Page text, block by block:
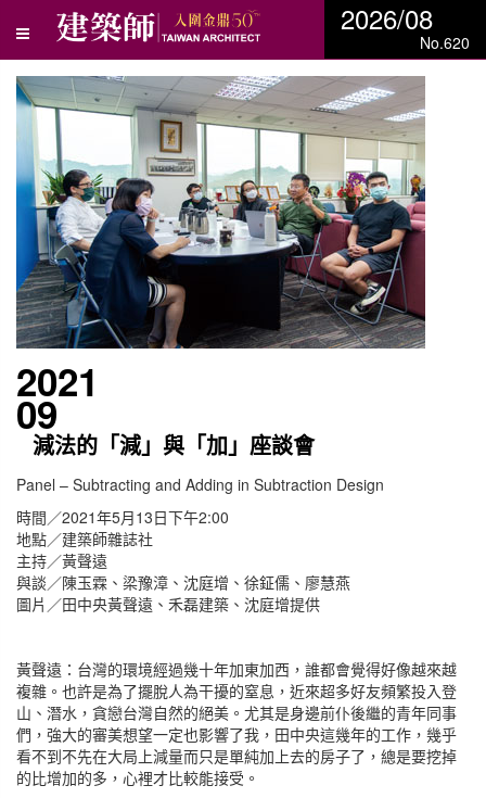
2026/08
No.620
2021
09
減法的「減」與「加」座談會
Panel – Subtracting and Adding in Subtraction Design
時間／2021年5月13日下午2:00
地點／建築師雜誌社
主持／黃聲遠
與談／陳玉霖、梁豫漳、沈庭增、徐鉦儒、廖慧燕
圖片／田中央黃聲遠、禾磊建築、沈庭增提供
黃聲遠：台灣的環境經過幾十年加東加西，誰都會覺得好像越來越
複雜。也許是為了擺脫人為干擾的窒息，近來超多好友頻繁投入登
山、潛水，貪戀台灣自然的絕美。尤其是身邊前仆後繼的青年同事
們，強大的審美想望一定也影響了我，田中央這幾年的工作，幾乎
看不到不先在大局上減量而只是單純加上去的房子了，總是要挖掉
的比增加的多，心裡才比較能接受。